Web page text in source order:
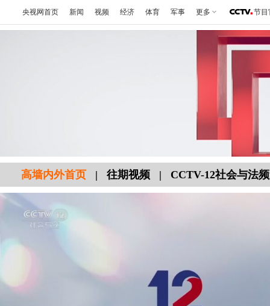
央视网首页 新闻 视频 经济 体育 军事 更多 节目
高墙内外首页 | 往期视频 | CCTV-12社会与法